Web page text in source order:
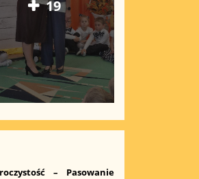
19
– Pasowanie